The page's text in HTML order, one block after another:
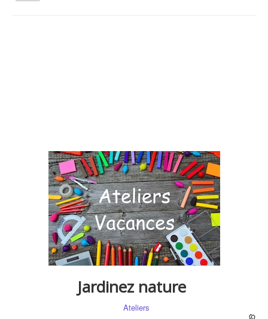
la
Guide Nature Patrimoine Volontaire (GNPV)
Centre de Ressources du Territoire (CRT)
Contact
Bienvenue dans Mon Jardin au Naturel (BMJN)
Jardinez nature
Ateliers